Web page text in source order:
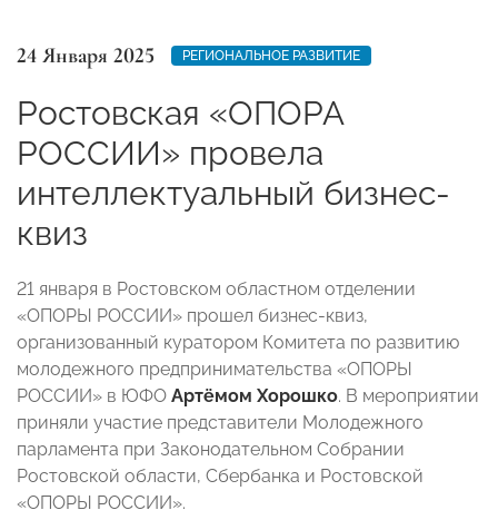
24 Января 2025 РЕГИОНАЛЬНОЕ РАЗВИТИЕ
Ростовская «ОПОРА
РОССИИ» провела
интеллектуальный бизнес-
квиз
21 января в Ростовском областном отделении
«ОПОРЫ РОССИИ» прошел бизнес-квиз,
организованный куратором Комитета по развитию
молодежного предпринимательства «ОПОРЫ
РОССИИ» в ЮФО Артёмом Хорошко. В мероприятии
приняли участие представители Молодежного
парламента при Законодательном Собрании
Ростовской области, Сбербанка и Ростовской
«ОПОРЫ РОССИИ».